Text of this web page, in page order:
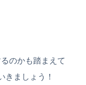
のかも踏まえて
きましょう！